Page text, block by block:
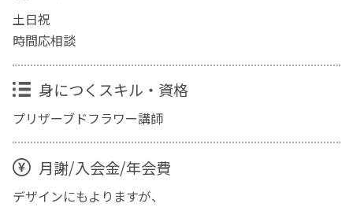
土日祝
時間応相談
身につくスキル・資格
プリザーブドフラワー講師
月謝/入会金/年会費
デザインにもよりますが、